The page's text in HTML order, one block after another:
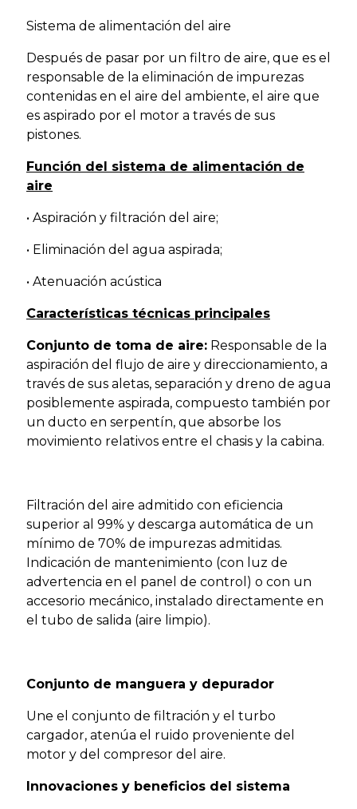
Sistema de alimentación del aire
Después de pasar por un filtro de aire, que es el
responsable de la eliminación de impurezas
contenidas en el aire del ambiente, el aire que
es aspirado por el motor a través de sus
pistones.
Función del sistema de alimentación de
aire
• Aspiración y filtración del aire;
• Eliminación del agua aspirada;
• Atenuación acústica
Características técnicas principales
Conjunto de toma de aire: Responsable de la
aspiración del flujo de aire y direccionamiento, a
través de sus aletas, separación y dreno de agua
posiblemente aspirada, compuesto también por
un ducto en serpentín, que absorbe los
movimiento relativos entre el chasis y la cabina.
Filtración del aire admitido con eficiencia
superior al 99% y descarga automática de un
mínimo de 70% de impurezas admitidas.
Indicación de mantenimiento (con luz de
advertencia en el panel de control) o con un
accesorio mecánico, instalado directamente en
el tubo de salida (aire limpio).
Conjunto de manguera y depurador
Une el conjunto de filtración y el turbo
cargador, atenúa el ruido proveniente del
motor y del compresor del aire.
Innovaciones y beneficios del sistema